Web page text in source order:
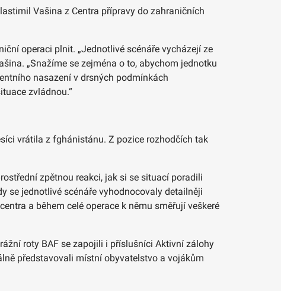
Vašina z Centra přípravy do zahraničních
operaci plnit. „Jednotlivé scénáře vycházejí ze
„Snažíme se zejména o to, abychom jednotku
nasazení v drsných podmínkách
zvládnou.“
vrátila z fghánistánu. Z pozice rozhodčích tak
zpětnou reakci, jak si se situací poradili
se jednotlivé scénáře vyhodnocovaly detailněji
a během celé operace k němu směřují veškeré
roty BAF se zapojili i příslušníci Aktivní zálohy
představovali místní obyvatelstvo a vojákům